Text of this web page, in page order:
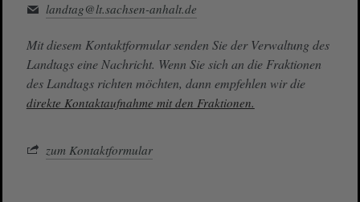
landtag@lt.sachsen-anhalt.de
Mit diesem Kontaktformular senden Sie der Verwaltung des
Landtags eine Nachricht. Wenn Sie sich an die Fraktionen
des Landtags richten möchten, dann empfehlen wir die
direkte Kontaktaufnahme mit den Fraktionen.
zum Kontaktformular